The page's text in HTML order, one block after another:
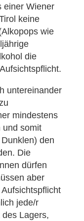
einer Wiener
keine
wie
die
untereinander
mindestens
und somit
den
Die
dürfen
aber
jede/r
Lagers,